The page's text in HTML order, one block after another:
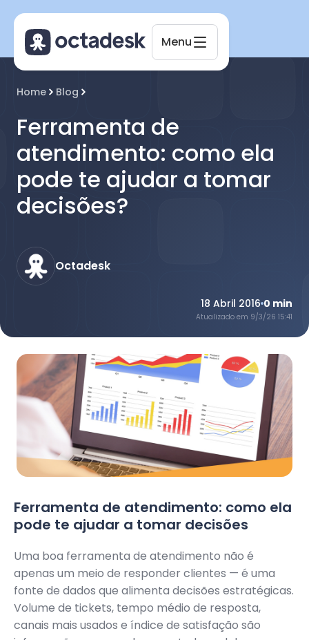
Menu
Home Blog
Ferramenta de
atendimento: como ela
pode te ajudar a tomar
decisões?
Octadesk
18 Abril 2016 0 min
Atualizado em 9/3/26 15:41
Ferramenta de atendimento: como ela
pode te ajudar a tomar decisões
Uma boa ferramenta de atendimento não é
apenas um meio de responder clientes — é uma
fonte de dados que alimenta decisões estratégicas.
Volume de tickets, tempo médio de resposta,
canais mais usados e índice de satisfação são
Online agora